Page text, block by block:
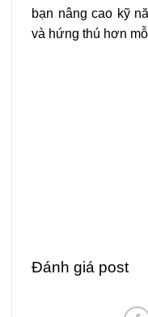
bạn nâng cao kỹ
và hứng thú hơn
Đánh giá post